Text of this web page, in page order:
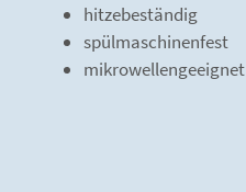
hitzebeständig
spülmaschinenfest
mikrowellengeeignet